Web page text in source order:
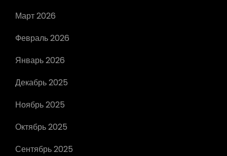
Март 2026
Февраль 2026
Январь 2026
Декабрь 2025
Ноябрь 2025
Октябрь 2025
Сентябрь 2025